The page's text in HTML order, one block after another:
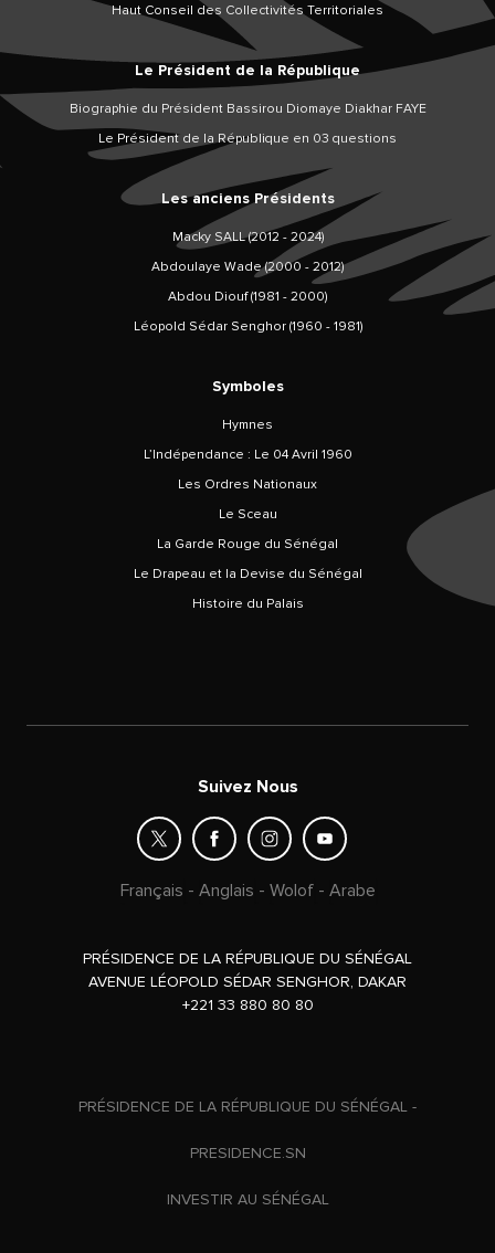
Haut Conseil des Collectivités Territoriales
Le Président de la République
Biographie du Président Bassirou Diomaye Diakhar FAYE
Le Président de la République en 03 questions
Les anciens Présidents
Macky SALL (2012 - 2024)
Abdoulaye Wade (2000 - 2012)
Abdou Diouf (1981 - 2000)
Léopold Sédar Senghor (1960 - 1981)
Symboles
Hymnes
L’Indépendance : Le 04 Avril 1960
Les Ordres Nationaux
Le Sceau
La Garde Rouge du Sénégal
Le Drapeau et la Devise du Sénégal
Histoire du Palais
Suivez Nous
Français - Anglais - Wolof- Arabe
PRÉSIDENCE DE LA RÉPUBLIQUE DU SÉNÉGAL
AVENUE LÉOPOLD SÉDAR SENGHOR, DAKAR
+221 33 880 80 80
PRÉSIDENCE DE LA RÉPUBLIQUE DU SÉNÉGAL -
PRESIDENCE.SN
INVESTIR AU SÉNÉGAL